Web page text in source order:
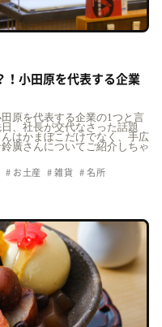
！小田原を代表する企業
原を代表する企業の1つと言
、社長が交代なさった話題
はかまぼこだけでなく、手広
廣さんについてご紹介しちゃ
お土産 雑貨 名所